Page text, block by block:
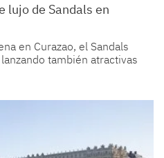
lujo de Sandals en
en Curazao, el Sandals
también atractivas